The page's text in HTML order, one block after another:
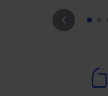
Director, Environmental
Chief